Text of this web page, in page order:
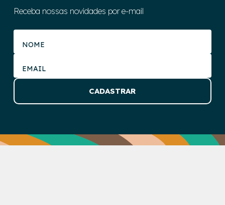
Receba nossas novidades por e-mail